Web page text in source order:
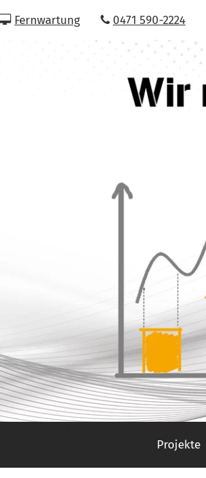
Fernwartung 0471 590-2224
Projekte